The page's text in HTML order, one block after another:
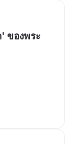
ของพระ